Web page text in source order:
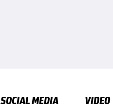
SOCIAL MEDIA VIDEO